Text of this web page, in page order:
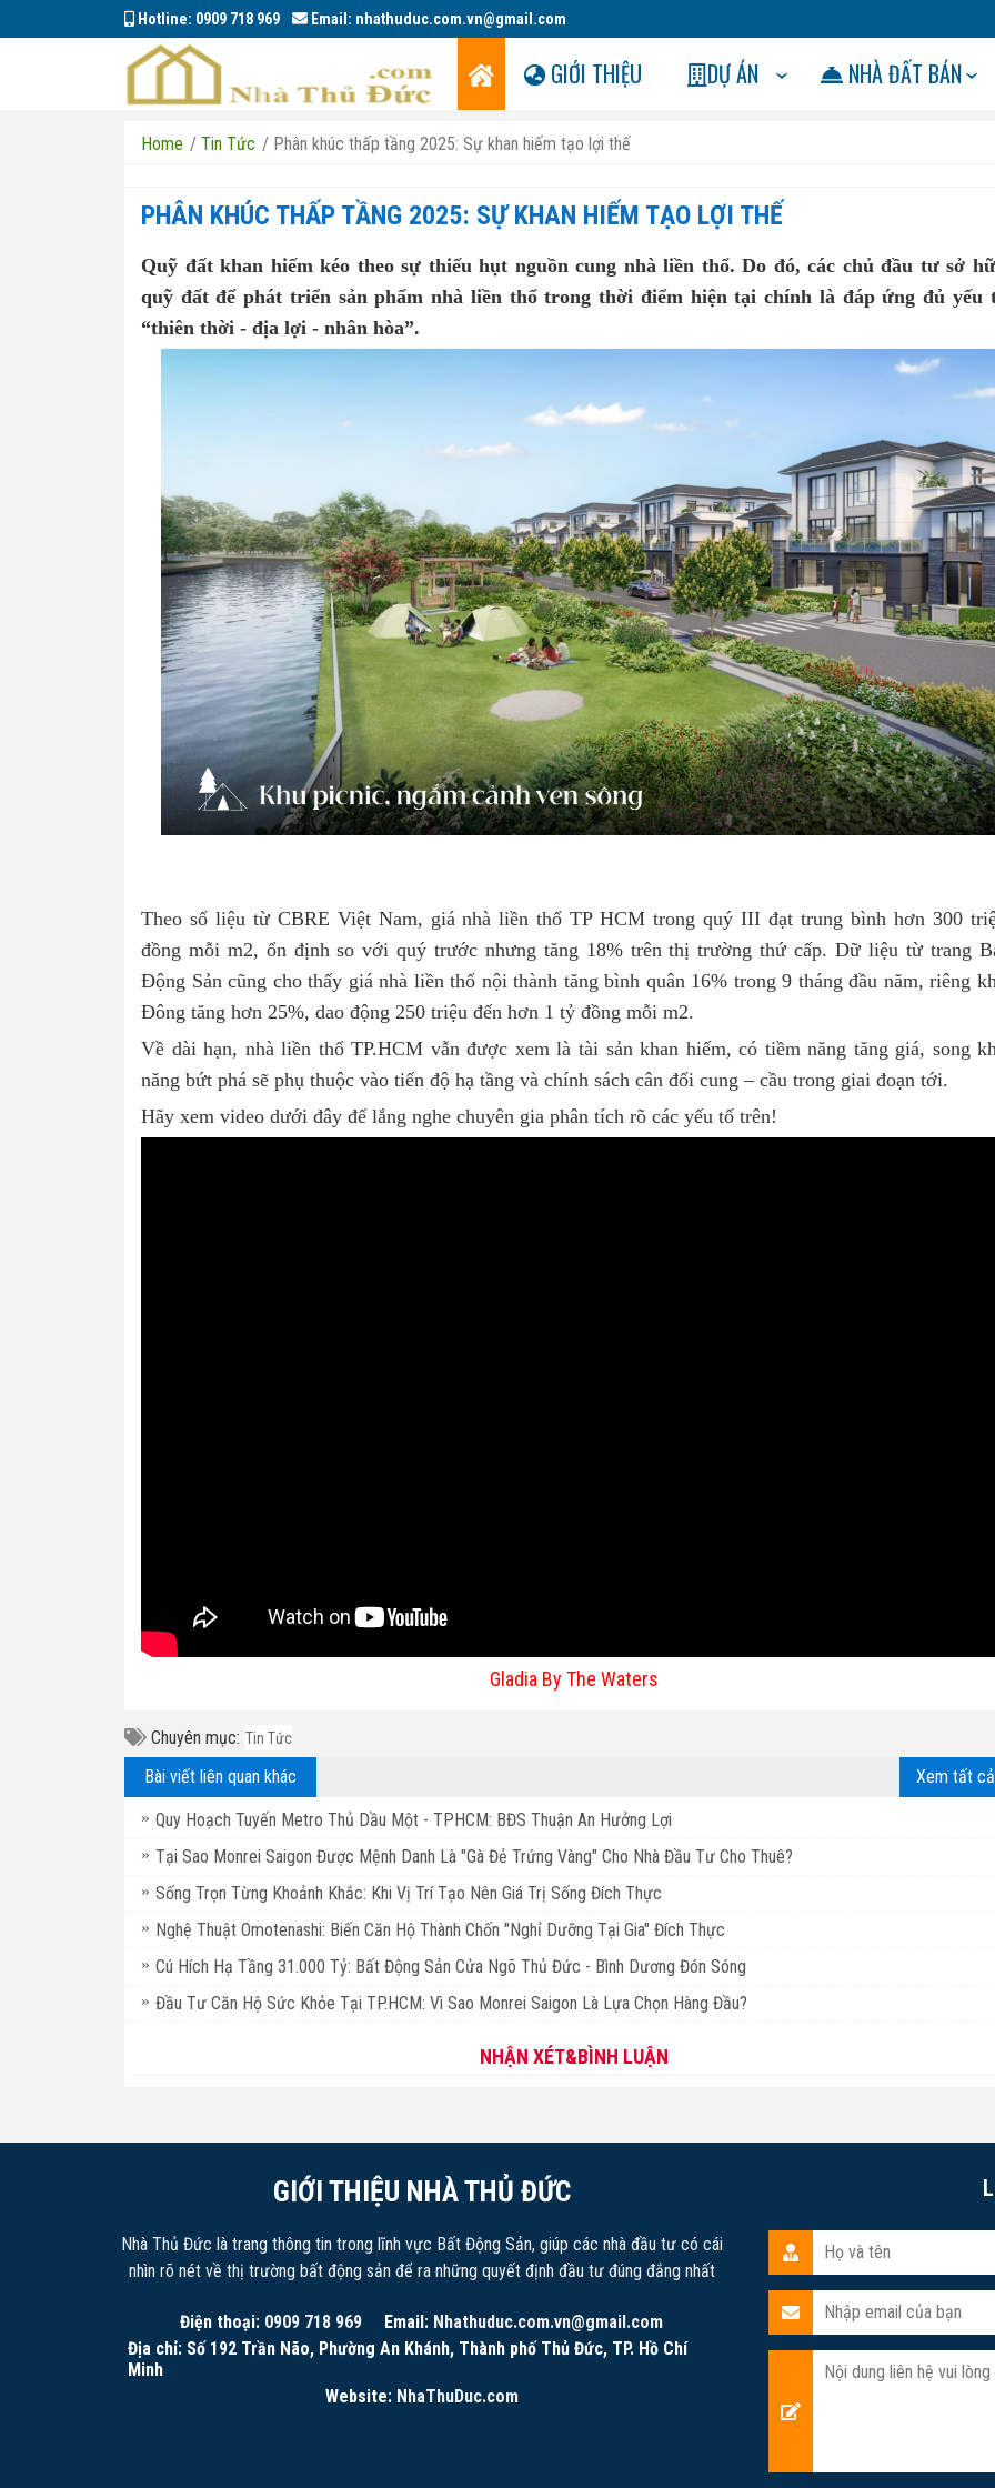
Hotline: 0909 718 969 Email: nhathuduc.com.vn@gmail.com
GIỚI THIỆU DỰ ÁN NHÀ ĐẤT BÁN
Home / Tin Tức / Phân khúc thấp tầng 2025: Sự khan hiếm tạo lợi thế
PHÂN KHÚC THẤP TẦNG 2025: SỰ KHAN HIẾM TẠO LỢI THẾ
Quỹ đất khan hiếm kéo theo sự thiếu hụt nguồn cung nhà liền thổ. Do đó, các chủ đầu tư sở
quỹ đất để phát triển sản phẩm nhà liền thổ trong thời điểm hiện tại chính là đáp ứng đủ yếu
“thiên thời - địa lợi - nhân hòa”.
Theo số liệu từ CBRE Việt Nam, giá nhà liền thổ TP HCM trong quý III đạt trung bình hơn 300
đồng mỗi m2, ổn định so với quý trước nhưng tăng 18% trên thị trường thứ cấp. Dữ liệu từ trang
Động Sản cũng cho thấy giá nhà liền thổ nội thành tăng bình quân 16% trong 9 tháng đầu năm, riêng
Đông tăng hơn 25%, dao động 250 triệu đến hơn 1 tỷ đồng mỗi m2.
Về dài hạn, nhà liền thổ TP.HCM vẫn được xem là tài sản khan hiếm, có tiềm năng tăng giá, song
năng bứt phá sẽ phụ thuộc vào tiến độ hạ tầng và chính sách cân đối cung – cầu trong giai đoạn tới.
Hãy xem video dưới đây để lắng nghe chuyên gia phân tích rõ các yếu tố trên!
Gladia By The Waters
Chuyên mục: Tin Tức
Xem tất
Bài viết liên quan khác
Quy Hoạch Tuyến Metro Thủ Dầu Một - TPHCM: BĐS Thuận An Hưởng Lợi
Tại Sao Monrei Saigon Được Mệnh Danh Là "Gà Đẻ Trứng Vàng" Cho Nhà Đầu Tư Cho Thuê?
Sống Trọn Từng Khoảnh Khắc: Khi Vị Trí Tạo Nên Giá Trị Sống Đích Thực
Nghệ Thuật Omotenashi: Biến Căn Hộ Thành Chốn "Nghỉ Dưỡng Tại Gia" Đích Thực
Cú Hích Hạ Tầng 31.000 Tỷ: Bất Động Sản Cửa Ngõ Thủ Đức - Bình Dương Đón Sóng
Đầu Tư Căn Hộ Sức Khỏe Tại TP.HCM: Vì Sao Monrei Saigon Là Lựa Chọn Hàng Đầu?
NHẬN XÉT&BÌNH LUẬN
GIỚI THIỆU NHÀ THỦ ĐỨC
Nhà Thủ Đức là trang thông tin trong lĩnh vực Bất Động Sản, giúp các nhà đầu tư có cái
nhìn rõ nét về thị trường bất động sản để ra những quyết định đầu tư đúng đắng nhất
Điện thoại: 0909 718 969 Email: Nhathuduc.com.vn@gmail.com
Địa chỉ: Số 192 Trần Não, Phường An Khánh, Thành phố Thủ Đức, TP. Hồ Chí
Minh
Website: NhaThuDuc.com